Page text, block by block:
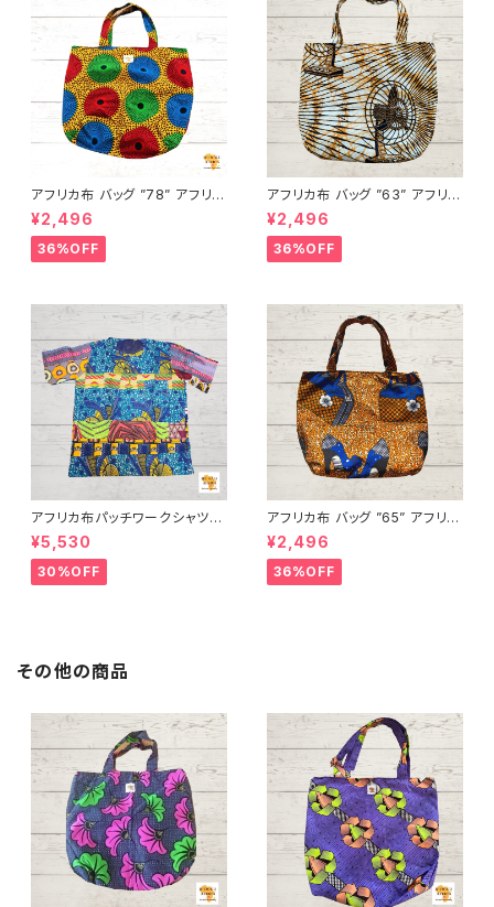
アフリカ布 バッグ ”78” アフリカ
ンプリント パーニュ カンガ キテ
ンゲ トートバッグ エコバッグ ギ
ニア フェアトレード INUWALIA
FRICA
¥2,496
36%OFF
アフリカ布 バッグ ”63” アフリカ
ンプリント パーニュ カンガ キテ
ンゲ トートバッグ エコバッグ ギ
ニア フェアトレード INUWALIA
FRICA
¥2,496
36%OFF
アフリカ布パッチワークシャツ
男女兼用 パーニュ キテンゲ ギ
ニア フェアトレード INUWALIA
FRICA patch-s-1
¥5,530
30%OFF
アフリカ布 バッグ ”65” アフリカ
ンプリント パーニュ カンガ キテ
ンゲ トートバッグ エコバッグ ギ
ニア フェアトレード INUWALIA
FRICA
¥2,496
36%OFF
その他の商品